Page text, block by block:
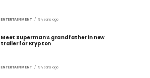
ENTERTAINMENT 9 years ago
Meet Superman’s grandfather in new
trailer for Krypton
ENTERTAINMENT 9 years ago